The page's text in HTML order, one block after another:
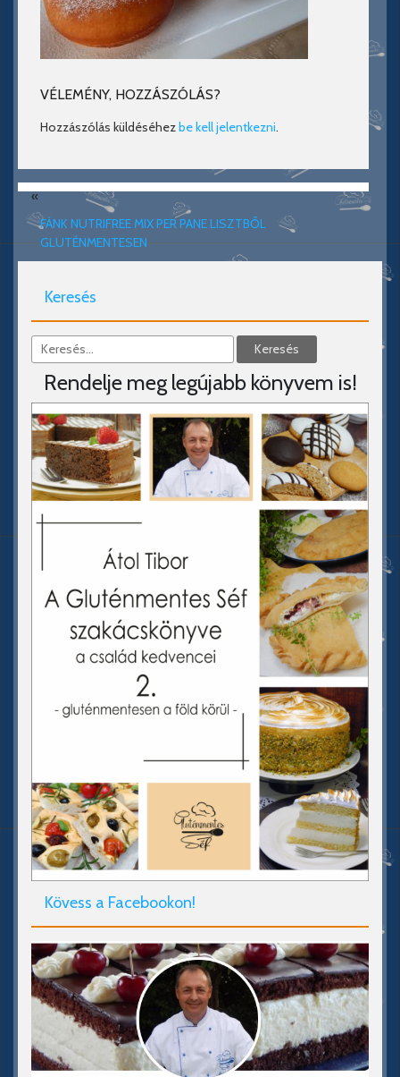
VÉLEMÉNY, HOZZÁSZÓLÁS?
Hozzászólás küldéséhezbe kell jelentkezni.
«
FÁNK NUTRIFREE MIX PER PANE LISZTBŐL
GLUTÉNMENTESEN
Keresés
Rendelje meg legújabb könyvem is!
Kövess a Facebookon!